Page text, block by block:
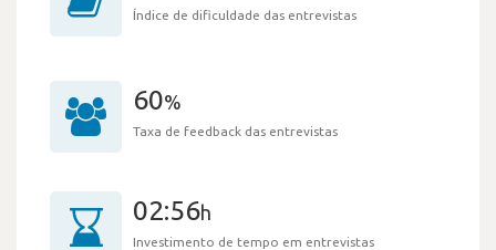
Índice de dificuldade das entrevistas
60%
Taxa de feedback das entrevistas
02:56h
Investimento de tempo em entrevistas